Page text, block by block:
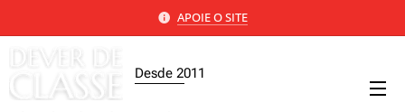
APOIE O SITE
Desde 2011